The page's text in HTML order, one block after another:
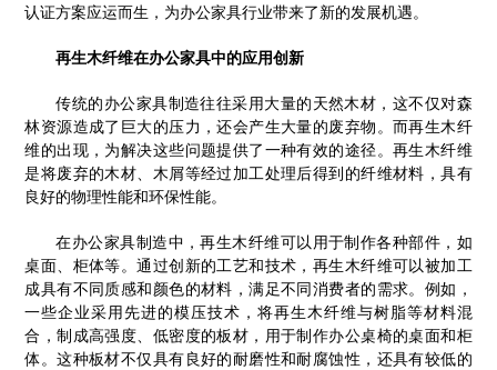
认证方案应运而生，为办公家具行业带来了新的发展机遇。
再生木纤维在办公家具中的应用创新
传统的办公家具制造往往采用大量的天然木材，这不仅对森
林资源造成了巨大的压力，还会产生大量的废弃物。而再生木纤
维的出现，为解决这些问题提供了一种有效的途径。再生木纤维
是将废弃的木材、木屑等经过加工处理后得到的纤维材料，具有
良好的物理性能和环保性能。
在办公家具制造中，再生木纤维可以用于制作各种部件，如
桌面、柜体等。通过创新的工艺和技术，再生木纤维可以被加工
成具有不同质感和颜色的材料，满足不同消费者的需求。例如，
一些企业采用先进的模压技术，将再生木纤维与树脂等材料混
合，制成高强度、低密度的板材，用于制作办公桌椅的桌面和柜
体。这种板材不仅具有良好的耐磨性和耐腐蚀性，还具有较低的